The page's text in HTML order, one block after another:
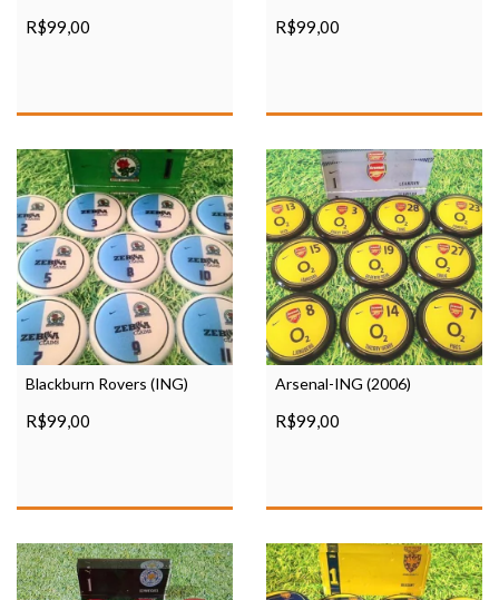
R$99,00 R$99,00
Blackburn Rovers (ING)
R$99,00
Arsenal-ING (2006)
R$99,00